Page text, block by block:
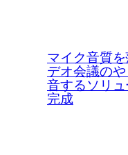
マイク音質
デオ会議の
音するソリ
完成